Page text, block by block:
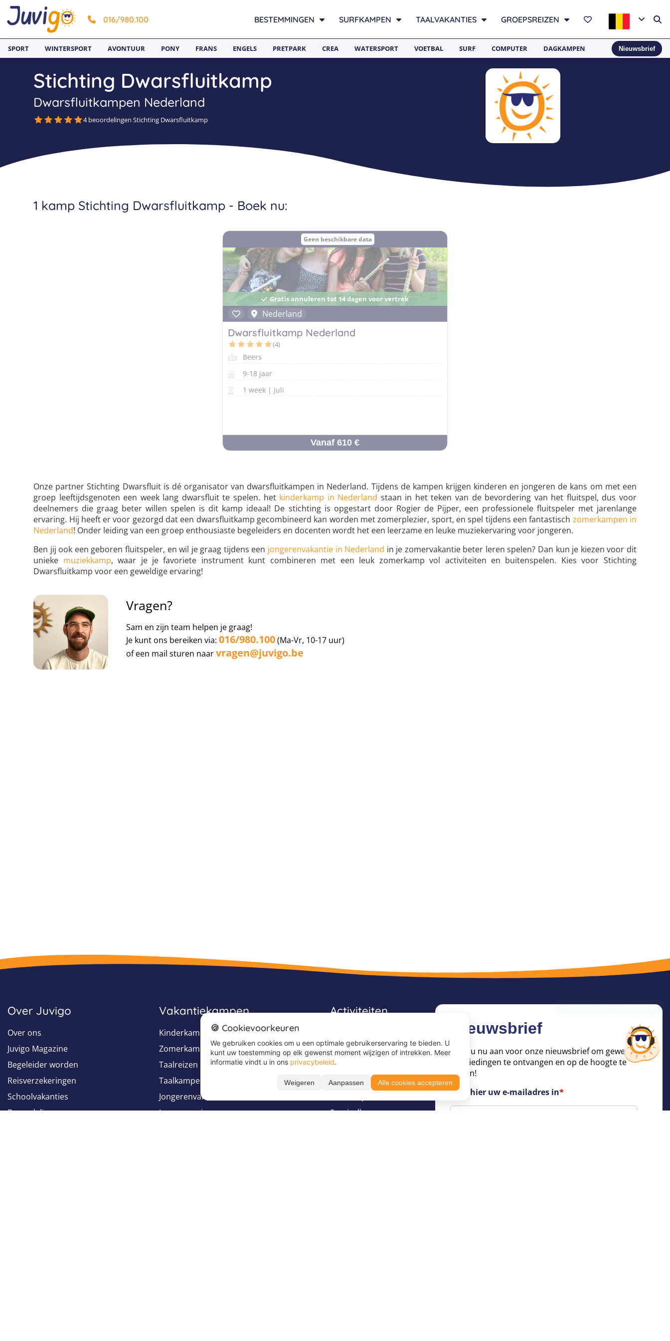
016/980.100 BESTEMMINGEN SURFKAMPEN TAALVAKANTIES GROEPSREIZEN
SPORT WINTERSPORT AVONTUUR PONY FRANS ENGELS PRETPARK CREA WATERSPORT VOETBAL SURF COMPUTER DAGKAMPEN Nieuwsbrief
Stichting Dwarsfluitkamp
Dwarsfluitkampen Nederland
4 beoordelingen Stichting Dwarsfluitkamp
1 kamp Stichting Dwarsfluitkamp - Boek nu:
Geen beschikbare data
Gratis annuleren tot 14 dagen voor vertrek
Nederland
Dwarsfluitkamp Nederland
(4)
Beers
9-18 jaar
1 week | juli
Vanaf 610 €
Onze partner Stichting Dwarsfluit is dé organisator van dwarsfluitkampen in Nederland. Tijdens de kampen krijgen kinderen en jongeren de kans om met een
groep leeftijdsgenoten een week lang dwarsfluit te spelen. het kinderkamp in Nederland staan in het teken van de bevordering van het fluitspel, dus voor
deelnemers die graag beter willen spelen is dit kamp ideaal! De stichting is opgestart door Rogier de Pijper, een professionele fluitspeler met jarenlange
ervaring. Hij heeft er voor gezorgd dat een dwarsfluitkamp gecombineerd kan worden met zomerplezier, sport, en spel tijdens een fantastisch zomerkampen in
Nederland! Onder leiding van een groep enthousiaste begeleiders en docenten wordt het een leerzame en leuke muziekervaring voor jongeren.
Ben jij ook een geboren fluitspeler, en wil je graag tijdens een jongerenvakantie in Nederland in je zomervakantie beter leren spelen? Dan kun je kiezen voor dit
unieke muziekkamp, waar je je favoriete instrument kunt combineren met een leuk zomerkamp vol activiteiten en buitenspelen. Kies voor Stichting
Dwarsfluitkamp voor een geweldige ervaring!
Vragen?
Sam en zijn team helpen je graag!
Je kunt ons bereiken via:016/980.100(Ma-Vr, 10-17 uur)
of een mail sturen naarvragen@juvigo.be
Over Juvigo
Over ons
Juvigo Magazine
Begeleider worden
Reisverzekeringen
Schoolvakanties
Beoordelingen
Vakantiekampen
Kinderkampen
Zomerkampen
Taalreizen
Taalkampen
Jongerenvakanties
Jongerenreizen
Activiteiten
Game kampen
Ponykampen
Sportkampen
Survivalkampen
Nieuwsbrief
Meld u nu aan voor onze nieuwsbrief om geweldige
aanbiedingen te ontvangen en op de hoogte te
blijven!
Voer hier uw e-mailadres in*
🍪 Cookievoorkeuren
We gebruiken cookies om u een optimale gebruikerservaring te bieden. U
kunt uw toestemming op elk gewenst moment wijzigen of intrekken. Meer
informatie vindt u in ons privacybeleid.
Weigeren Aanpassen Alle cookies accepteren